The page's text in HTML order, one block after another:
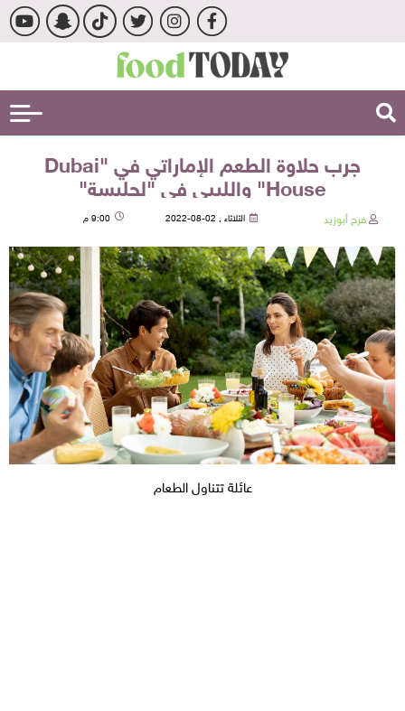
جرب حلاوة الطعم الإماراتي في "Dubai
House" والليبي في "لجليسة"
فرح أبوزيد الثلاثاء , 02-08-2022 9:00 م
عائلة تتناول الطعام